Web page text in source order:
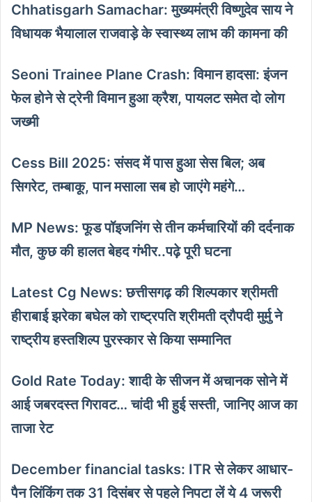
Chhatisgarh Samachar: मुख्यमंत्री विष्णुदेव साय ने
विधायक भैयालाल राजवाड़े के स्वास्थ्य लाभ की कामना की
Seoni Trainee Plane Crash: विमान हादसा: इंजन
फेल होने से ट्रेनी विमान हुआ क्रैश, पायलट समेत दो लोग
जख्मी
Cess Bill 2025: संसद में पास हुआ सेस बिल; अब
सिगरेट, तम्बाकू, पान मसाला सब हो जाएंगे महंगे…
MP News: फूड पॉइजनिंग से तीन कर्मचारियों की दर्दनाक
मौत, कुछ की हालत बेहद गंभीर..पढ़े पूरी घटना
Latest Cg News: छत्तीसगढ़ की शिल्पकार श्रीमती
हीराबाई झरेका बघेल को राष्ट्रपति श्रीमती द्रौपदी मुर्मु ने
राष्ट्रीय हस्तशिल्प पुरस्कार से किया सम्मानित
Gold Rate Today: शादी के सीजन में अचानक सोने में
आई जबरदस्त गिरावट… चांदी भी हुई सस्ती, जानिए आज का
ताजा रेट
December financial tasks: ITR से लेकर आधार-
पैन लिंकिंग तक 31 दिसंबर से पहले निपटा लें ये 4 जरूरी